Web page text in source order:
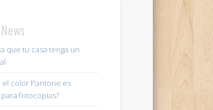
que tu casa tenga un
el color Pantone es
fotocopias?